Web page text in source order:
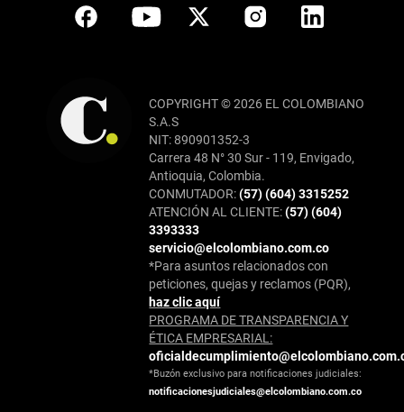
COPYRIGHT © 2026 EL COLOMBIANO
S.A.S
NIT: 890901352-3
Carrera 48 N° 30 Sur - 119, Envigado,
Antioquia, Colombia.
CONMUTADOR:(57) (604) 3315252
ATENCIÓN AL CLIENTE:(57) (604)
3393333
servicio@elcolombiano.com.co
*Para asuntos relacionados con
peticiones, quejas y reclamos (PQR),
haz clic aquí
PROGRAMA DE TRANSPARENCIA Y
ÉTICA EMPRESARIAL:
*Buzón exclusivo para notificaciones judiciales:
notificacionesjudiciales@elcolombiano.com.co